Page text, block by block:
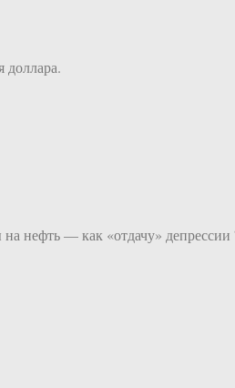
нефть — как «отдачу»